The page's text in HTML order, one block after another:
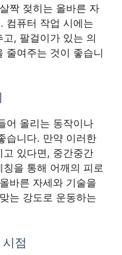
짝 젖히는 올바른 자
컴퓨터 작업 시에는
, 팔걸이가 있는 의
줄여주는 것이 좋습니
어 올리는 동작이나
습니다. 만약 이러한
있다면, 중간중간
을 통해 어깨의 피로
바른 자세와 기술을
는 강도로 운동하는
점